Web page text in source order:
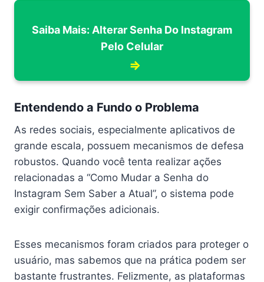
Saiba Mais: Alterar Senha Do Instagram
Pelo Celular
⇒
Entendendo a Fundo o Problema
As redes sociais, especialmente aplicativos de
grande escala, possuem mecanismos de defesa
robustos. Quando você tenta realizar ações
relacionadas a “Como Mudar a Senha do
Instagram Sem Saber a Atual”, o sistema pode
exigir confirmações adicionais.
Esses mecanismos foram criados para proteger o
usuário, mas sabemos que na prática podem ser
bastante frustrantes. Felizmente, as plataformas